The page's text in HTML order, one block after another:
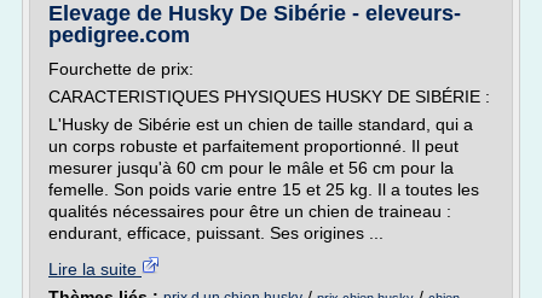
Elevage de Husky De Sibérie - eleveurs-
pedigree.com
Fourchette de prix:
CARACTERISTIQUES PHYSIQUES HUSKY DE SIBÉRIE :
L'Husky de Sibérie est un chien de taille standard, qui a
un corps robuste et parfaitement proportionné. Il peut
mesurer jusqu'à 60 cm pour le mâle et 56 cm pour la
femelle. Son poids varie entre 15 et 25 kg. Il a toutes les
qualités nécessaires pour être un chien de traineau :
endurant, efficace, puissant. Ses origines ...
Lire la suite